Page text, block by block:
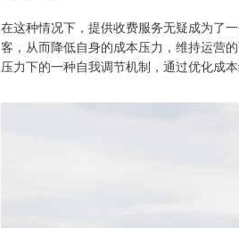
在这种情况下，提供收费服务无疑成为了
客，从而降低自身的成本压力，维持运营
压力下的一种自我调节机制，通过优化成